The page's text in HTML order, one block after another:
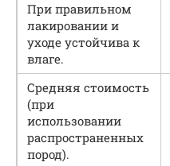
При правильном
лакировании и
уходе устойчива к
влаге.
Средняя стоимость
(при
использовании
распространенных
пород).